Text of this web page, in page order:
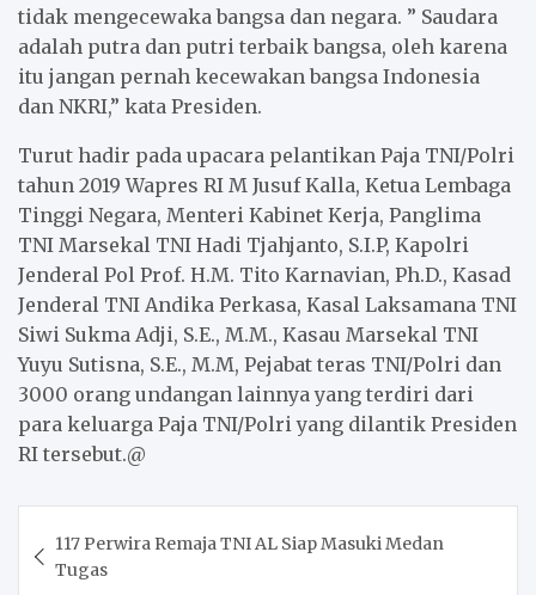
tidak mengecewaka bangsa dan negara. ” Saudara
adalah putra dan putri terbaik bangsa, oleh karena
itu jangan pernah kecewakan bangsa Indonesia
dan NKRI,” kata Presiden.
Turut hadir pada upacara pelantikan Paja TNI/Polri
tahun 2019 Wapres RI M Jusuf Kalla, Ketua Lembaga
Tinggi Negara, Menteri Kabinet Kerja, Panglima
TNI Marsekal TNI Hadi Tjahjanto, S.I.P, Kapolri
Jenderal Pol Prof. H.M. Tito Karnavian, Ph.D., Kasad
Jenderal TNI Andika Perkasa, Kasal Laksamana TNI
Siwi Sukma Adji, S.E., M.M., Kasau Marsekal TNI
Yuyu Sutisna, S.E., M.M, Pejabat teras TNI/Polri dan
3000 orang undangan lainnya yang terdiri dari
para keluarga Paja TNI/Polri yang dilantik Presiden
RI tersebut.@
navigation
117 Perwira Remaja TNI AL Siap Masuki Medan
Tugas